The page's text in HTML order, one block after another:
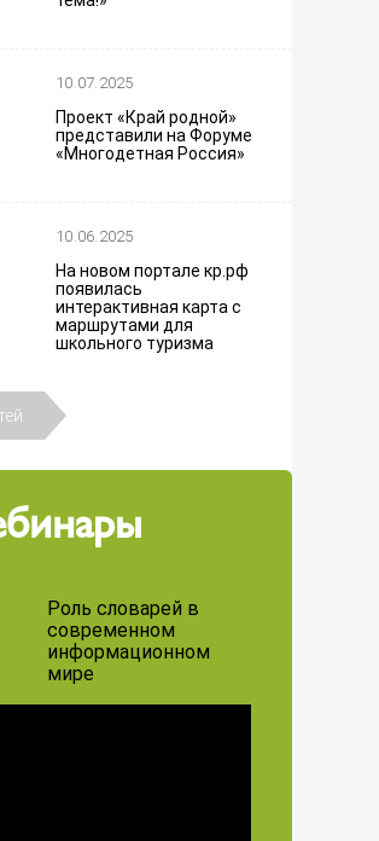
10.07.2025
Проект «Край родной»
представили на Форуме
«Многодетная Россия»
10.06.2025
На новом портале кр.рф
появилась
интерактивная карта с
маршрутами для
школьного туризма
Роль словарей в
современном
информационном
мире